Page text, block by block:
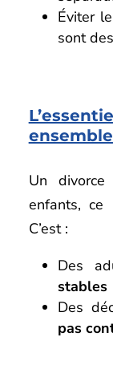
Éviter
sont des
Un
enfants, ce
C’est :
Des
stables
Des
pas